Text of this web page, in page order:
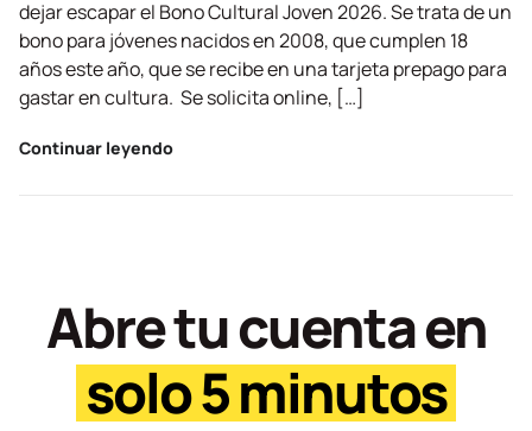
dejar escapar el Bono Cultural Joven 2026. Se trata de un
bono para jóvenes nacidos en 2008, que cumplen 18
años este año, que se recibe en una tarjeta prepago para
gastar en cultura. Se solicita online, […]
Continuar leyendo
Abre tu cuenta en
solo 5 minutos